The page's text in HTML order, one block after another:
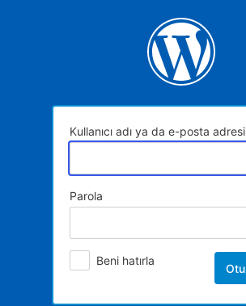
Kullanıcı adı ya da e-posta adresi
Parola
Beni hatırla